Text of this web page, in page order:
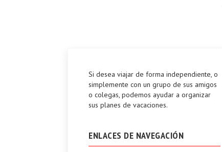
Si desea viajar de forma independiente, o
simplemente con un grupo de sus amigos
o colegas, podemos ayudar a organizar
sus planes de vacaciones.
ENLACES DE NAVEGACIÓN